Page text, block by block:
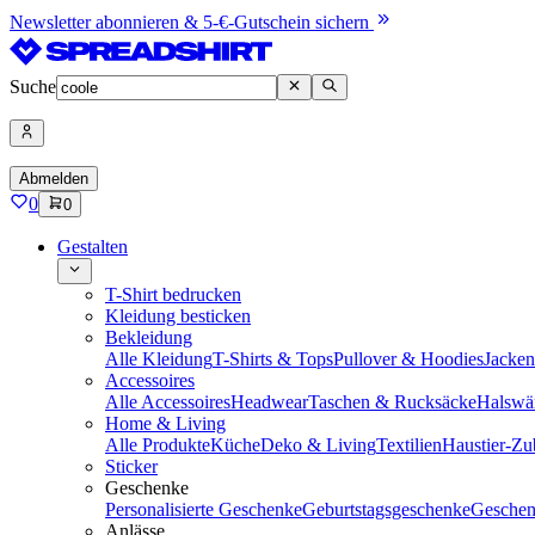
Newsletter abonnieren & 5-€-Gutschein sichern
Suche
Abmelden
0 0
Gestalten
T-Shirt bedrucken
Kleidung besticken
Bekleidung
Alle KleidungT-Shirts & TopsPullover & Hoodies
Accessoires
Alle AccessoiresHeadwearTaschen & Rucksäcke
Home & Living
Alle ProdukteKücheDeko & LivingTextilienHaustier-
Sticker
Geschenke
Personalisierte GeschenkeGeburtstagsgeschenke